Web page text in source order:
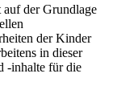
auf der Grundlage
der Kinder
in dieser
-inhalte für die